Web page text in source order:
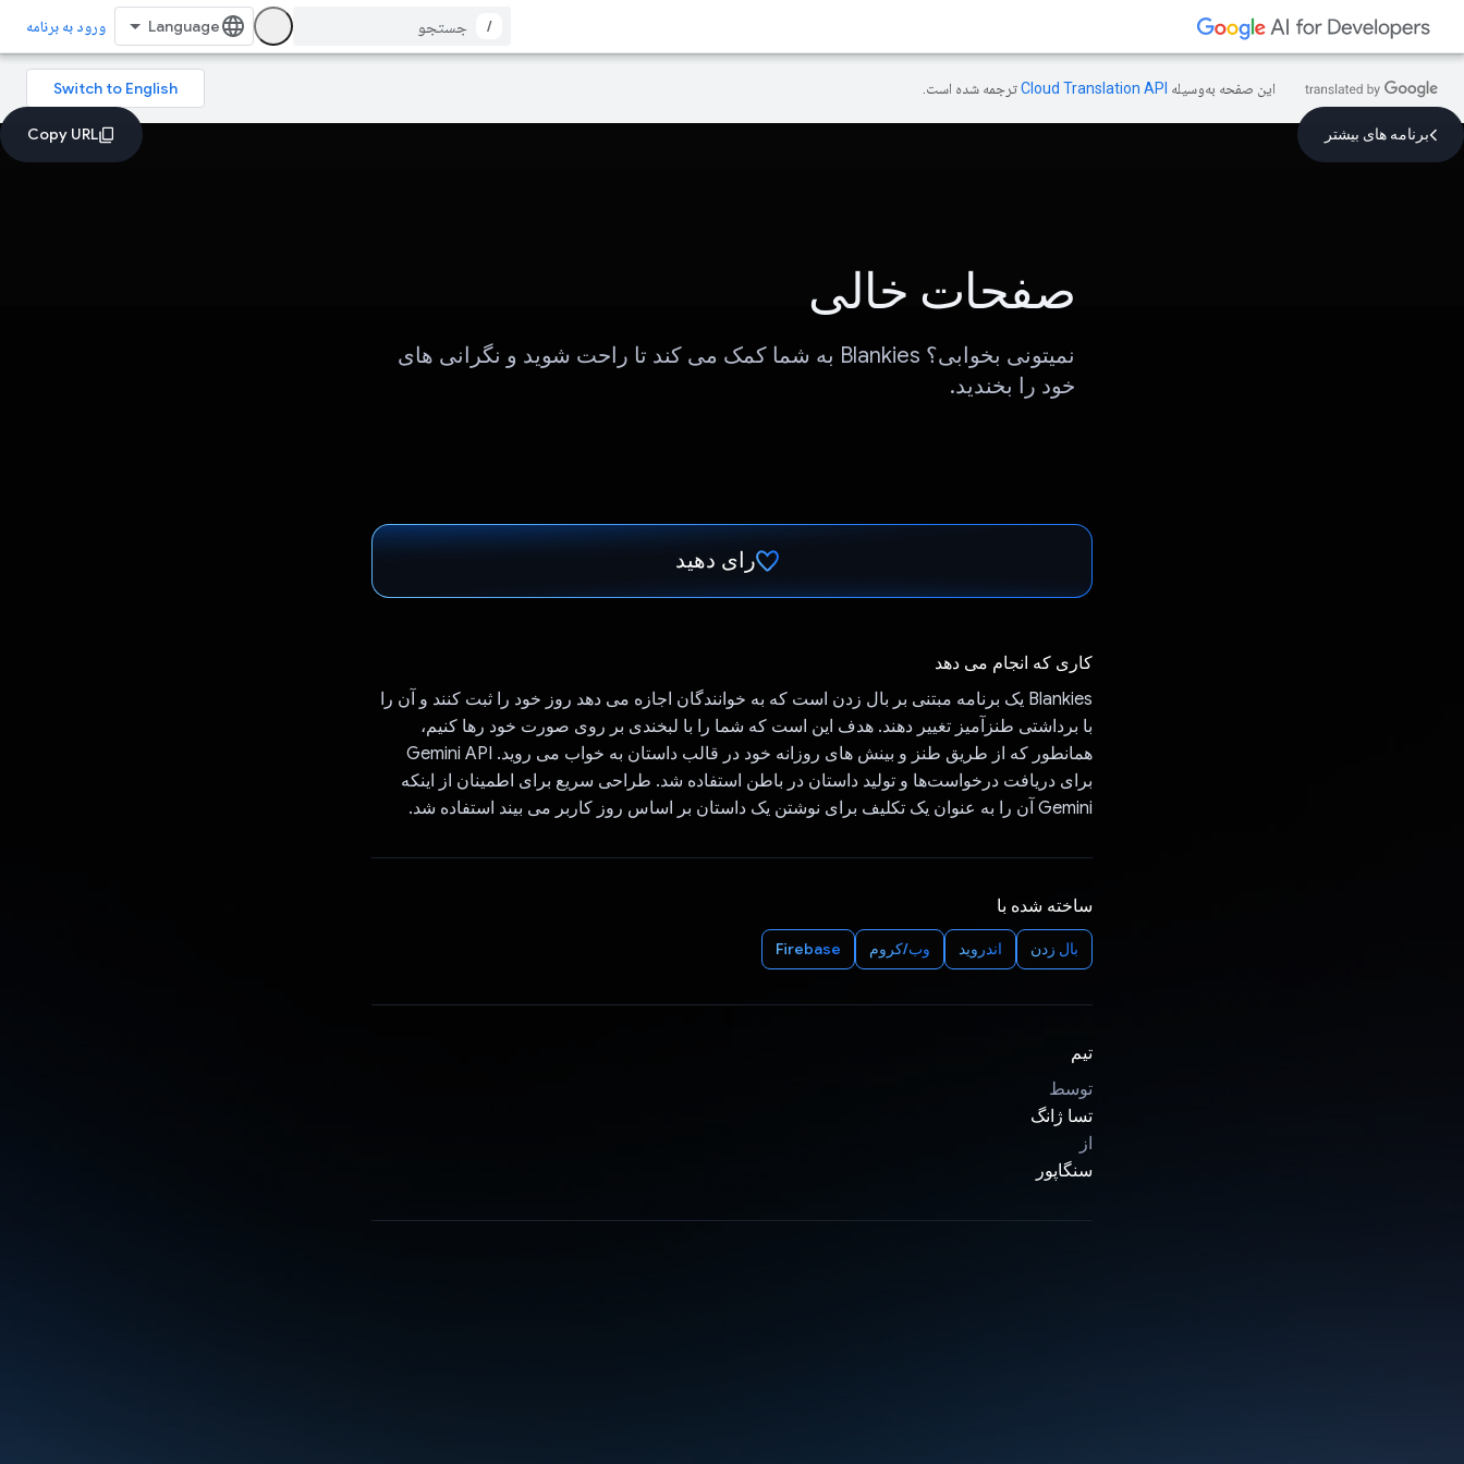
/ ورود به برنامه
این صفحه به‌وسیله ترجمه شده است.
برنامه های بیشتر
صفحات خالی
نمیتونی بخوابی؟ Blankies به شما کمک می کند تا راحت شوید و نگرانی های
خود را بخندید.
رای دهید
کاری که انجام می دهد
Blankies یک برنامه مبتنی بر بال زدن است که به خوانندگان اجازه می دهد روز خود را ثبت کنند و آن را
با برداشتی طنزآمیز تغییر دهند. هدف این است که شما را با لبخندی بر روی صورت خود رها کنیم،
همانطور که از طریق طنز و بینش های روزانه خود در قالب داستان به خواب می روید. Gemini API
برای دریافت درخواست‌ها و تولید داستان در باطن استفاده شد. طراحی سریع برای اطمینان از اینکه
Gemini آن را به عنوان یک تکلیف برای نوشتن یک داستان بر اساس روز کاربر می بیند استفاده شد.
ساخته شده با
بال زدن اندروید وب/کروم Firebase
تیم
توسط
تسا ژانگ
از
سنگاپور